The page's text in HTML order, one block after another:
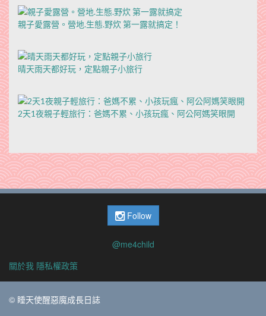
親子愛露營。營地.生態.野炊 第一露就搞定！
晴天雨天都好玩，定點親子小旅行
2天1夜親子輕旅行：爸媽不累、小孩玩瘋、阿公阿媽笑眼開
Follow
@me4child
關於我 隱私權政策
© 睡天使醒惡魔成長日誌